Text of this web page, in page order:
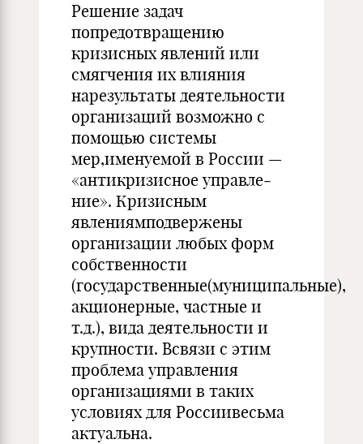
Решение задач
попредотвращению
кризисных явлений или
смяг­чения их влияния
нарезультаты деятельности
организаций возмож­но с
помощью системы
мер,именуемой в России —
«антикризисное управле­
ние». Кризисным
явлениямподвержены
организации любых форм
собственности
(государственные(муниципальные),
акционерные, частные и
т.д.), вида деятельности и
крупности. Всвязи с этим
проблема управления
организациями в таких
условиях для Россиивесьма
актуальна.